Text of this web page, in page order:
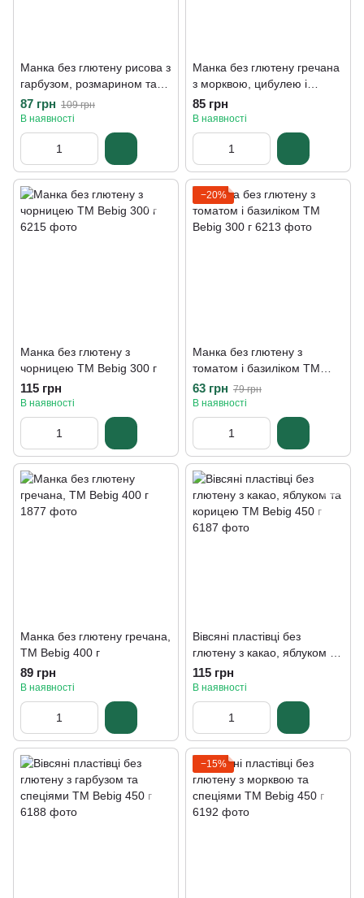
Манка без глютену рисова з
гарбузом, розмарином та
мускатним горіхом TM
Bebig 300 г
87 грн 109 грн
В наявності
Манка без глютену гречана
з морквою, цибулею і
кропом ТМ Bebig 300 г
85 грн
В наявності
Манка без глютену з
чорницею ТМ Bebig 300 г
115 грн
В наявності
−20%
Манка без глютену з
томатом і базиліком ТМ
Bebig 300 г
63 грн 79 грн
В наявності
Манка без глютену гречана,
TM Bebig 400 г
89 грн
В наявності
Вівсяні пластівці без
глютену з какао, яблуком та
корицею ТМ Bebig 450 г
115 грн
В наявності
−15%